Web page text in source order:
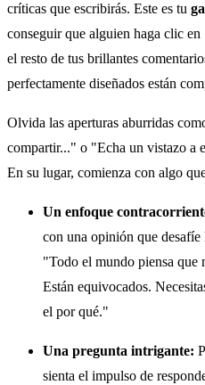
críticas que escribirás. Este es tu
conseguir que alguien haga clic
el resto de tus brillantes
perfectamente diseñados están
Olvida las aperturas aburridas
compartir..." o "Echa un vistazo a
En su lugar, comienza con algo
Un enfoque
con una opinión que
"Todo el mundo piensa que
Están equivocados.
el por qué."
Una pregunta intrigante:
sienta el impulso de